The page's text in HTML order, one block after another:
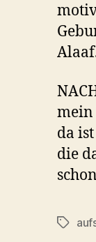
mein
da
die